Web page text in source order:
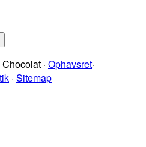
· Ophavsret·
· Sitemap